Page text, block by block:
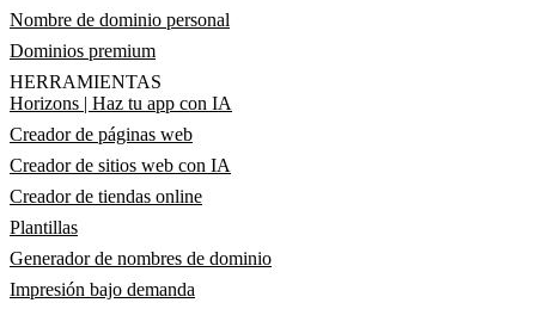
Nombre de dominio personal
Dominios premium
HERRAMIENTAS
Horizons | Haz tu app con IA
Creador de páginas web
Creador de sitios web con IA
Creador de tiendas online
Plantillas
Generador de nombres de dominio
Impresión bajo demanda